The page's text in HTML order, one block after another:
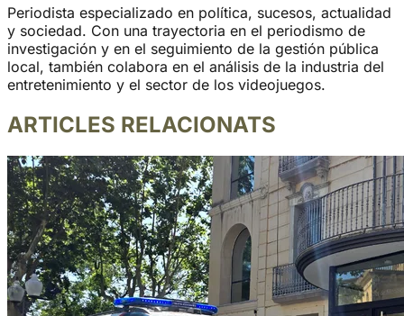
Periodista especializado en política, sucesos, actualidad
y sociedad. Con una trayectoria en el periodismo de
investigación y en el seguimiento de la gestión pública
local, también colabora en el análisis de la industria del
entretenimiento y el sector de los videojuegos.
ARTICLES RELACIONATS